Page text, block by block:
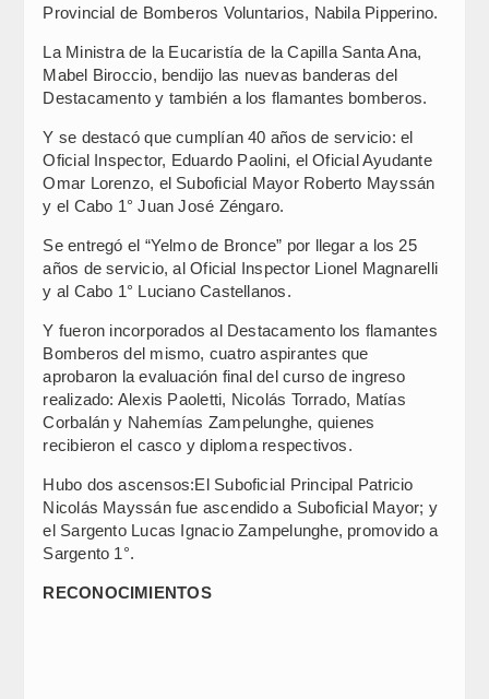
Provincial de Bomberos Voluntarios, Nabila Pipperino.
La Ministra de la Eucaristía de la Capilla Santa Ana,
Mabel Biroccio, bendijo las nuevas banderas del
Destacamento y también a los flamantes bomberos.
Y se destacó que cumplían 40 años de servicio: el
Oficial Inspector, Eduardo Paolini, el Oficial Ayudante
Omar Lorenzo, el Suboficial Mayor Roberto Mayssán
y el Cabo 1° Juan José Zéngaro.
Se entregó el “Yelmo de Bronce” por llegar a los 25
años de servicio, al Oficial Inspector Lionel Magnarelli
y al Cabo 1° Luciano Castellanos.
Y fueron incorporados al Destacamento los flamantes
Bomberos del mismo, cuatro aspirantes que
aprobaron la evaluación final del curso de ingreso
realizado: Alexis Paoletti, Nicolás Torrado, Matías
Corbalán y Nahemías Zampelunghe, quienes
recibieron el casco y diploma respectivos.
Hubo dos ascensos:El Suboficial Principal Patricio
Nicolás Mayssán fue ascendido a Suboficial Mayor; y
el Sargento Lucas Ignacio Zampelunghe, promovido a
Sargento 1°.
RECONOCIMIENTOS